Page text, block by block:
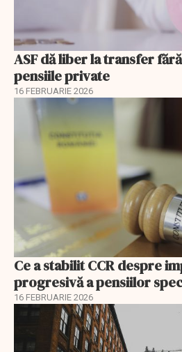
ASF dă liber la transfer
pensiile private
16 FEBRUARIE 2026
Ce a stabilit CCR despre
progresivă a pensiilor
16 FEBRUARIE 2026